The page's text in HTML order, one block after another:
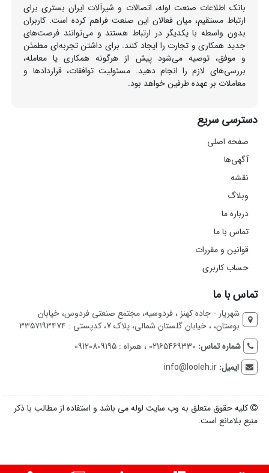
بانک اطلاعات صنعت لوله، اتصالات و شیرآلات ایران بستری برای
ارتباط مستقیم، میان فعالان این صنعت فراهم کرده است. کاربران
بدون واسطه با یکدیگر در ارتباط هستند و می‌توانند فرصت‌های
جدید همکاری و تجارت را ایجاد کنند. برای داشتن تجربه‌ای مطمئن
و موفق، توصیه می‌شود پیش از هرگونه همکاری یا معامله،
بررسی‌های لازم را انجام دهید. مسئولیت توافقات، قراردادها و
معاملات بر عهده طرفین خواهد بود.
دسترسی سریع
صفحه اصلی
آگهی‌ها
نقشه
وبلاگ
درباره ما
تماس با ما
قوانین و مقررات
حساب کاربری
تماس با ما
شهریار - جاده کهنز ، فردوسیه، مجتمع صنعتی فردوس، خیابان
بوستان، ، خیابان گلستان شمالی، پلاک 7، کدپستی : ۳۳۵۷۱۹۳۴۷۴
شماره تماس: 02165469330 ، همراه : 09120809195
ایمیل:info@looleh.ir
کلیه حقوق متعلق به وب سایت لوله می باشد و استفاده از مطالب با ذکر
منبع بلامانع است.